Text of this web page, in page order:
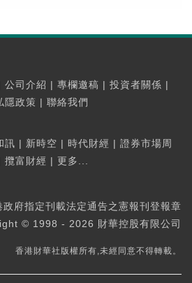
公司介紹 | 專欄邀稿 | 投資者關係 |
隱政策 | 聯絡我們
訊 | 新時空 | 時代財經 | 證券市場周
攬富財經 | 更多...
政府指定刊載法定通告之憲報刊登報章
© 1998 - 2026 財華控股有限公司
香港財華社版權所有,未經同意不得轉載。